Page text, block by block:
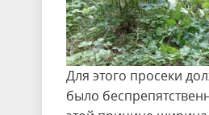
Для этого просеки
было